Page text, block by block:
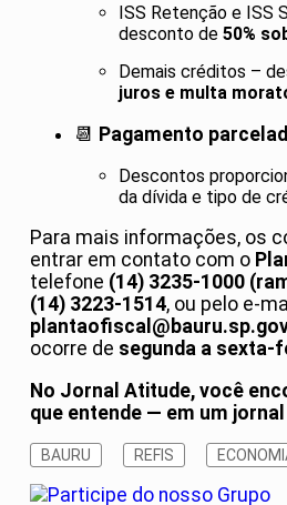
ISS Retenção e ISS
desconto de 50%
Demais créditos –
juros e multa
📆 Pagamento
Descontos
da dívida e tipo de
Para mais informações, os
entrar em contato com o
telefone (14) 3235-1000
(14) 3223-1514, ou pelo e-
ocorre de segunda a sexta-
No Jornal Atitude, você
que entende — em um
BAURU REFIS